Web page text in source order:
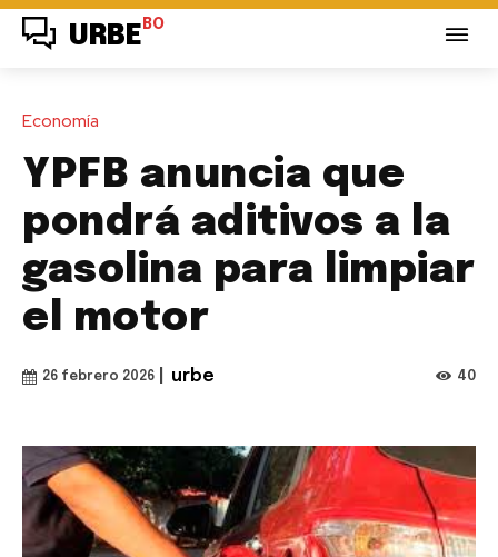
URBE BO
Economía
YPFB anuncia que
pondrá aditivos a la
gasolina para limpiar
el motor
26 febrero 2026 urbe 40